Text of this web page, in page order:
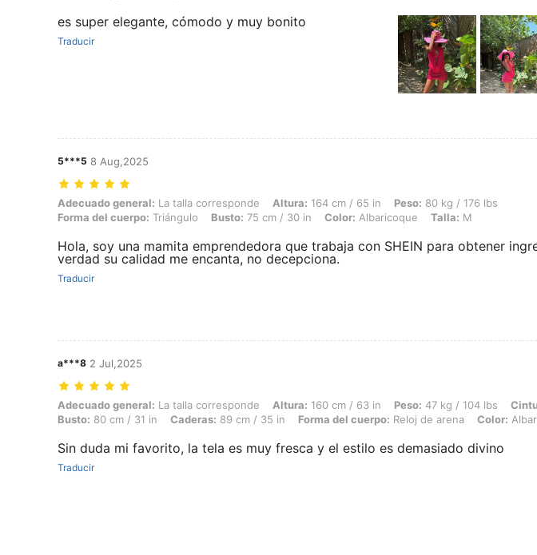
es super elegante, cómodo y muy bonito
Traducir
5***5 8 Aug,2025
Adecuado general: La talla corresponde, Altura: 164 cm / 65 in, Peso: 80 kg / 176 lbs, Forma del cuerpo:
Adecuado general: La talla corresponde Altura: 164 cm / 65 in Peso: 80 kg / 176 lbs
Forma del cuerpo: Triángulo Busto: 75 cm / 30 in Color: Albaricoque Talla: M
Hola, soy una mamita emprendedora que trabaja con SHEIN para obtener
verdad su calidad me encanta, no decepciona.
Traducir
a***8 2 Jul,2025
Adecuado general: La talla corresponde, Altura: 160 cm / 63 in, Peso: 47 kg / 104 lbs, Cintura: 60 cm / 24
Adecuado general: La talla corresponde Altura: 160 cm / 63 in Peso: 47 kg / 104 lbs
Busto: 80 cm / 31 in Caderas: 89 cm / 35 in Forma del cuerpo: Reloj de arena Color:
Sin duda mi favorito, la tela es muy fresca y el estilo es demasiado divino
Traducir